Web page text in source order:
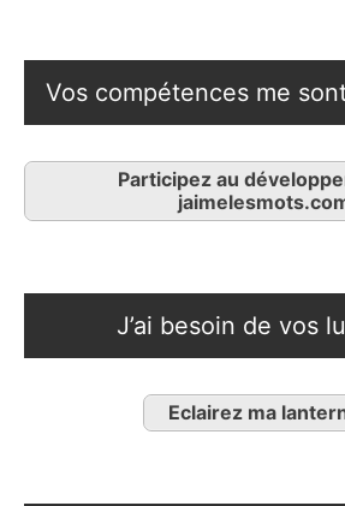
Vos compétences me
Participez au
J’ai besoin de vos
Eclairez ma